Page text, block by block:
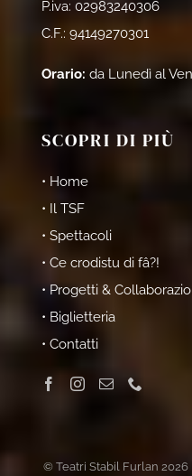
P.iva: 02983240306
C.F.: 94149270301
Orario: da Lunedì al
SCOPRI DI PIÙ
• Home
• Il TSF
• Spettacoli
• Ce crodistu di fâ?!
• Progetti &
• Biglietteria
• Contatti
© Teatri Stabil Furlan 2026 |